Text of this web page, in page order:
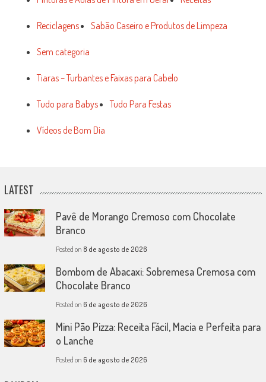
Reciclagens Sabão Caseiro e Produtos de Limpeza
Sem categoria
Tiaras – Turbantes e Faixas para Cabelo
Tudo para Babys Tudo Para Festas
Vídeos de Bom Dia
LATEST
Pavê de Morango Cremoso com Chocolate
Branco
Posted on 8 de agosto de 2026
Bombom de Abacaxi: Sobremesa Cremosa com
Chocolate Branco
Posted on 6 de agosto de 2026
Mini Pão Pizza: Receita Fácil, Macia e Perfeita para
o Lanche
Posted on 6 de agosto de 2026